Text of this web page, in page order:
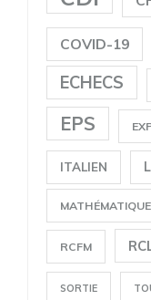
COVID-19
ECHECS
EPS
ITALIEN
MATHÉMATIQUE
RCFM
SORTIE